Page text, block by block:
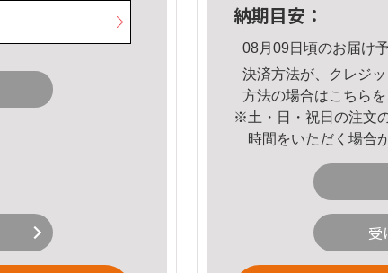
納期目安：
08月09日頃のお届け予
決済方法が、クレジ
方法の場合はこちら
※土・日・祝日の注文
時間をいただく場合
受